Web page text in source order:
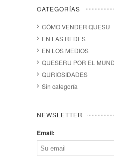
CATEGORÍAS
CÓMO VENDER QUESU
EN LAS REDES
EN LOS MEDIOS
QUESERU POR EL
QURIOSIDADES
Sin categoría
NEWSLETTER
Email: